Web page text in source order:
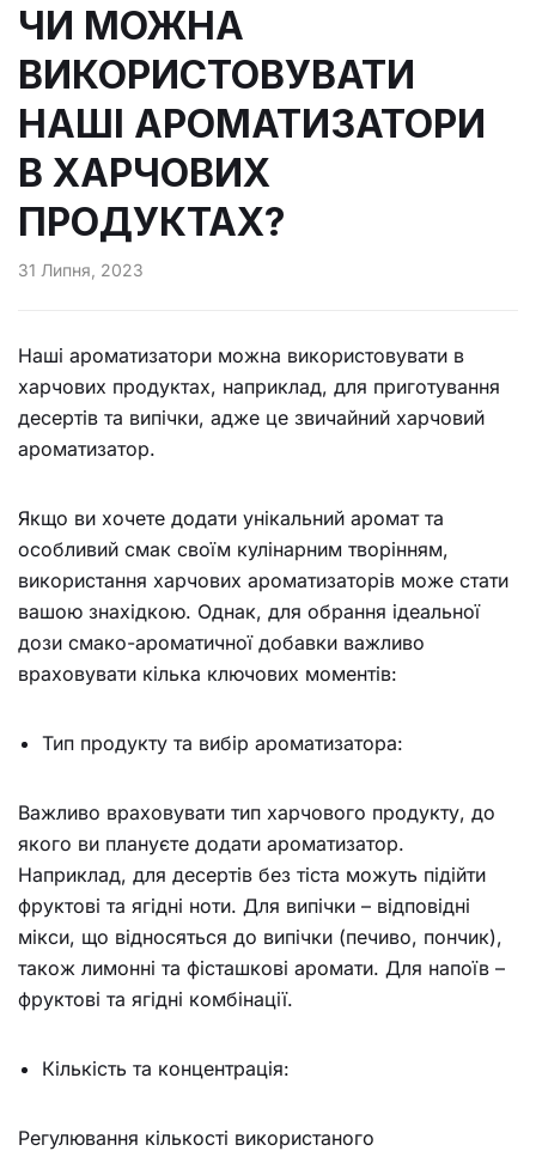
ЧИ МОЖНА
ВИКОРИСТОВУВАТИ
НАШІ АРОМАТИЗАТОРИ
В ХАРЧОВИХ
ПРОДУКТАХ?
31 Липня, 2023
Наші ароматизатори можна використовувати в
харчових продуктах, наприклад, для приготування
десертів та випічки, адже це звичайний харчовий
ароматизатор.
Якщо ви хочете додати унікальний аромат та
особливий смак своїм кулінарним творінням,
використання харчових ароматизаторів може стати
вашою знахідкою. Однак, для обрання ідеальної
дози смако-ароматичної добавки важливо
враховувати кілька ключових моментів:
Тип продукту та вибір ароматизатора:
Важливо враховувати тип харчового продукту, до
якого ви плануєте додати ароматизатор.
Наприклад, для десертів без тіста можуть підійти
фруктові та ягідні ноти. Для випічки – відповідні
мікси, що відносяться до випічки (печиво, пончик),
також лимонні та фісташкові аромати. Для напоїв –
фруктові та ягідні комбінації.
Кількість та концентрація:
Регулювання кількості використаного